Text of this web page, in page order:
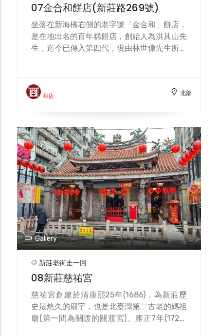
07金合和餅店(新莊路269號)
坐落在新海橋右側的老字號「金合和」餅店，
是在地出名的百年糕餅店，創始人為洪其山先
生，迄今已傳入第四代，現由林世偉先生所經
提供地方祭典的麵粉類祀品，如紅龜、紅圓、
發糕等。 金合和的糕餅類皆以古法製作，最
明，當時為行軍方變，且作戰環境不利炊飯，
所以製作了類似乾糧的食物，並利用中間的孔
洞穿繩掛在胸前，以利兵士充飢。而到了現
代，則成為神明出巡時配戴的平安餅。金合和
餅店的鹹光餅是在地新莊人大推的平價美食，
常常一出爐就搶購一空，甚至許多外地人也慕
名而來，只為一嘗古早的好滋味。 泡餅傳統
內餡為麥芽、豬油，外包以酥皮烘烤而成，層
層薄薄的酥皮，口 感香酥有彈性。早期為富
裕人家的茶點食品，故稱「細餅」，乃取其餅
細緻、 高價而名之；也有老人小孩將其浸泡
豆漿食用，而稱之為「泡餅」，天冷時搭配一
受。 金合和餅店是新莊人共同的回憶，下次
經過店家時，記得嘗嘗這份傳承百年的平安
味！
商店 北部
Gallery
新莊老街走一回
08新莊慈祐宮
慈祐宮創建於清康熙25年(1686)，為新莊歷
史最悠久的廟宇，也是北臺灣第二古老的媽祖
廟(第一間為關渡的關渡宮)。雍正7年(1729)